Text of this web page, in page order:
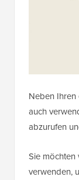
Neben
auch
abzurufen
Sie möchten
verwenden,